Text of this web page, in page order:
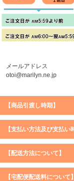
メールアドレス
otoi@marilyn.ne.jp
【商品引渡し時期】
【支払い方法及び支払い
【配送方法について】
【宅配便配送料について】